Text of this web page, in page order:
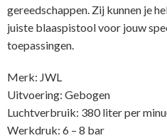
gereedschappen. Zij kunnen je
juiste blaaspistool voor jouw
toepassingen.
Merk: JWL
Uitvoering: Gebogen
Luchtverbruik: 380 liter per
Werkdruk: 6 – 8 bar